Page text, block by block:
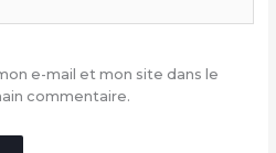
e-mail et mon site dans le
commentaire.